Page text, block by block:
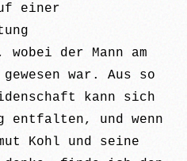
einer
der Mann am
war. Aus so
kann sich
entfalten, und wenn
Kohl und seine